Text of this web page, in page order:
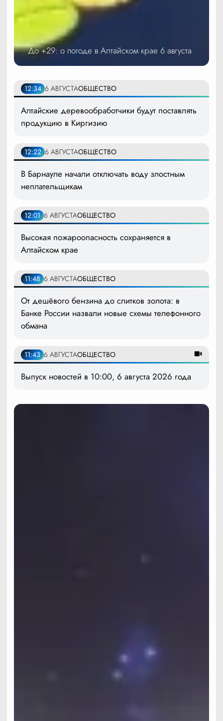
До +29: о погоде в Алтайском крае 6 августа
12:34 6 АВГУСТАОБЩЕСТВО
Алтайские деревообработчики будут поставлять
продукцию в Киргизию
12:22 6 АВГУСТАОБЩЕСТВО
В Барнауле начали отключать воду злостным
неплательщикам
12:01 6 АВГУСТАОБЩЕСТВО
Высокая пожароопасность сохраняется в
Алтайском крае
11:48 6 АВГУСТАОБЩЕСТВО
От дешёвого бензина до слитков золота: в
Банке России назвали новые схемы телефонного
обмана
11:43 6 АВГУСТАОБЩЕСТВО
Выпуск новостей в 10:00, 6 августа 2026 года